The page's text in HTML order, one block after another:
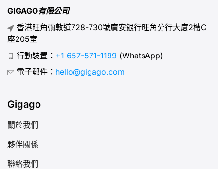
GIGAGO有限公司
香港旺角彌敦道728-730號廣安銀行旺角分行大廈2樓C
座205室
行動裝置： +1 657-571-1199 (WhatsApp)
電子郵件： hello@gigago.com
Gigago
關於我們
夥伴關係
聯絡我們